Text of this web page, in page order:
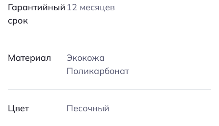
Гарантийный
срок
12 месяцев
Материал
Экокожа
Поликарбонат
Цвет Песочный